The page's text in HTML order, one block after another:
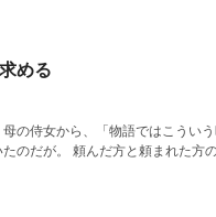
める
の侍女から、「物語ではこうい
来事を生み出して行